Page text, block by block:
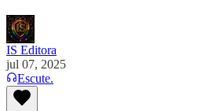
IS Editora
jul 07, 2025
Escute.